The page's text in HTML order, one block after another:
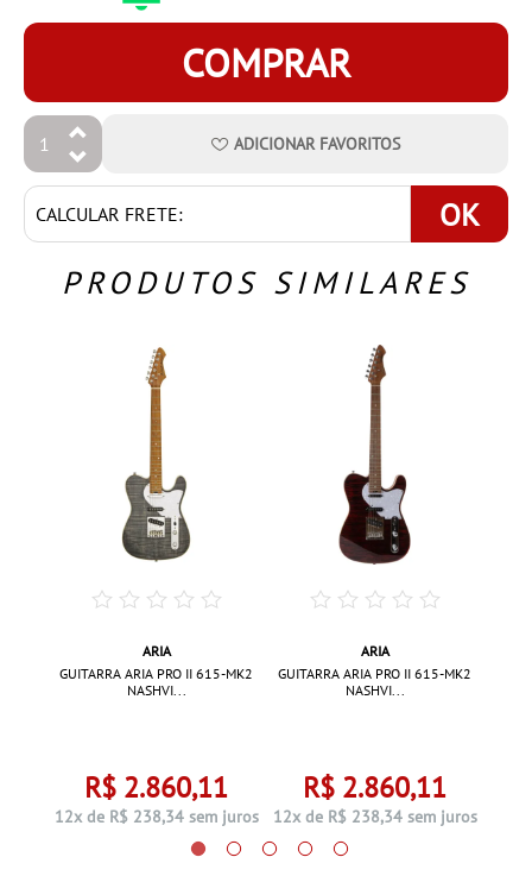
COMPRAR
ADICIONAR FAVORITOS
OK
PRODUTOS SIMILARES
ARIA
GUITARRA ARIA PRO II 615-MK2
NASHVI...
R$ 2.860,11
12x de R$ 238,34 sem juros
ARIA
GUITARRA ARIA PRO II 615-MK2
NASHVI...
R$ 2.860,11
12x de R$ 238,34 sem juros